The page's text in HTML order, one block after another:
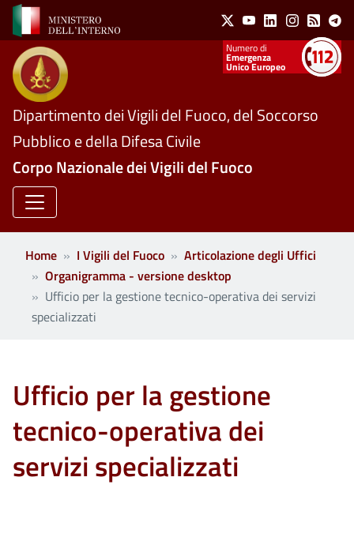
Salta al contenuto principale Social Menu
X YoutubeLinkedinInstagram
Feed
Numeri utili
Emergenza
Unico Europeo
Dipartimento dei Vigili del Fuoco, del Soccorso
Pubblico e della Difesa Civile
Corpo Nazionale dei Vigili del Fuoco
Home I Vigili del Fuoco
Articolazione degli Uffici
Organigramma - versione desktop
Ufficio per la gestione tecnico-operativa dei servizi
specializzati
Ufficio per la gestione
tecnico-operativa dei
servizi specializzati